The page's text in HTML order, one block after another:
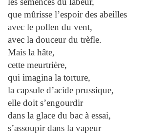
que mûrisse l’espoir des abeilles
avec le pollen du vent,
avec la douceur du trèfle.
Mais la hâte,
cette meurtrière,
qui imagina la torture,
la capsule d’acide prussique,
elle doit s’engourdir
dans la glace du bac à essai,
s’assoupir dans la vapeur